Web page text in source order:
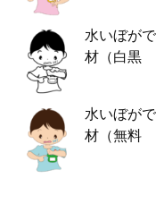
水いぼが
材（白黒
水いぼが
材（無料